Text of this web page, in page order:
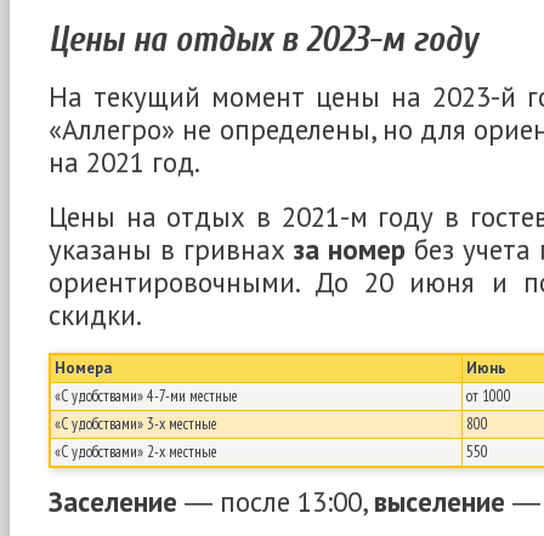
Цены на отдых в 2023-м году
На текущий момент цены на 2023-й
«Аллегро» не определены, но для
на 2021 год.
Цены на отдых в 2021-м году в
указаны в гривнах за номер без
ориентировочными. До 20 июня и
скидки.
Номера
Июнь
«С удобствами» 4-7-ми местные
от 1000
«С удобствами» 3-х местные
800
«С удобствами» 2-х местные
550
Заселение ― после 13:00, выселение ―